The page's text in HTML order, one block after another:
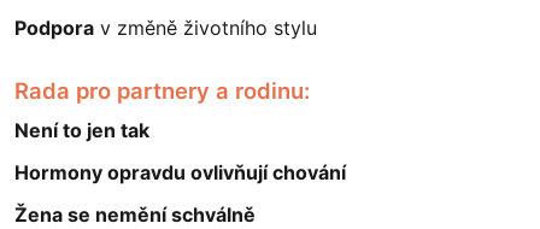
Podpora v změně životního stylu
Rada pro partnery a rodinu:
Není to jen tak
Hormony opravdu ovlivňují chování
Žena se nemění schválně